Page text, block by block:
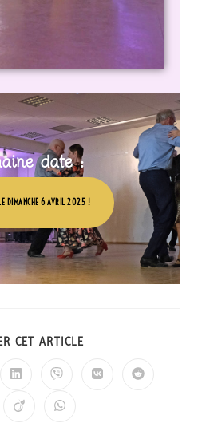
date :
DIMANCHE 6 AVRIL 2025 !
CET ARTICLE